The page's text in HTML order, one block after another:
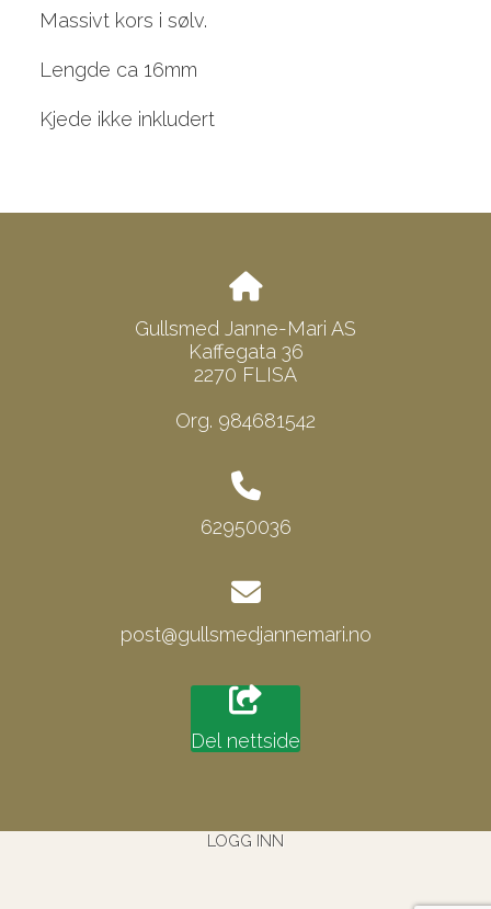
Massivt kors i sølv.
Lengde ca 16mm
Kjede ikke inkludert
Gullsmed Janne-Mari AS
Kaffegata 36
2270 FLISA
Org. 984681542
62950036
post@gullsmedjannemari.no
Del nettside
LOGG INN